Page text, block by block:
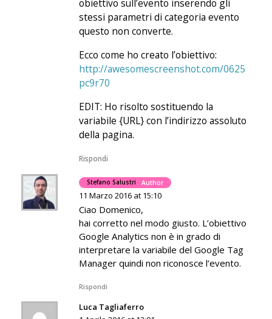
obiettivo sull’evento inserendo gli
stessi parametri di categoria evento
questo non converte.
Ecco come ho creato l’obiettivo:
http://awesomescreenshot.com/0625
pc9r70
EDIT: Ho risolto sostituendo la
variabile {URL} con l’indirizzo assoluto
della pagina.
Rispondi
Stefano Salustri Author
11 Marzo 2016 at 15:10
Ciao Domenico,
hai corretto nel modo giusto. L’obiettivo
Google Analytics non è in grado di
interpretare la variabile del Google Tag
Manager quindi non riconosce l’evento.
Rispondi
Luca Tagliaferro